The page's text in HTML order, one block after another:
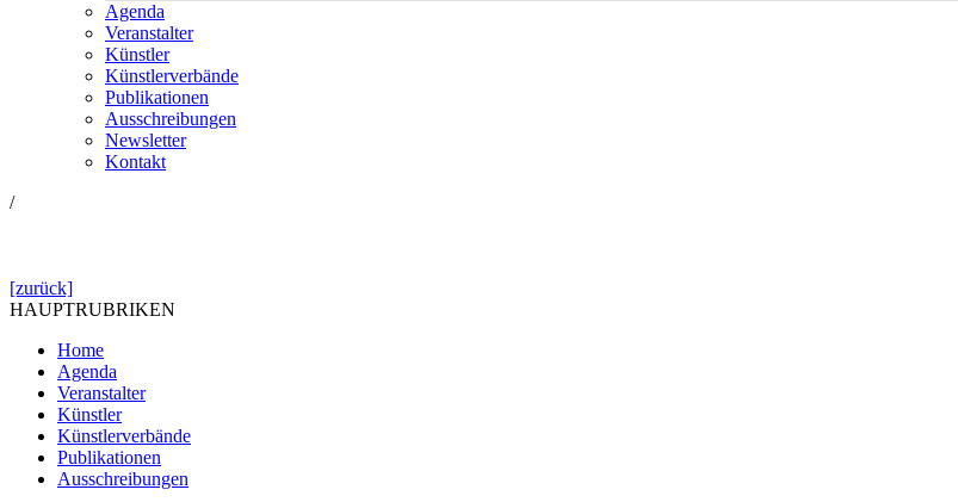
Agenda
Veranstalter
Künstler
Künstlerverbände
Publikationen
Ausschreibungen
Newsletter
Kontakt
/
[zurück]
HAUPTRUBRIKEN
Home
Agenda
Veranstalter
Künstler
Künstlerverbände
Publikationen
Ausschreibungen